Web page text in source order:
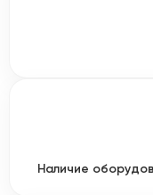
Наличие